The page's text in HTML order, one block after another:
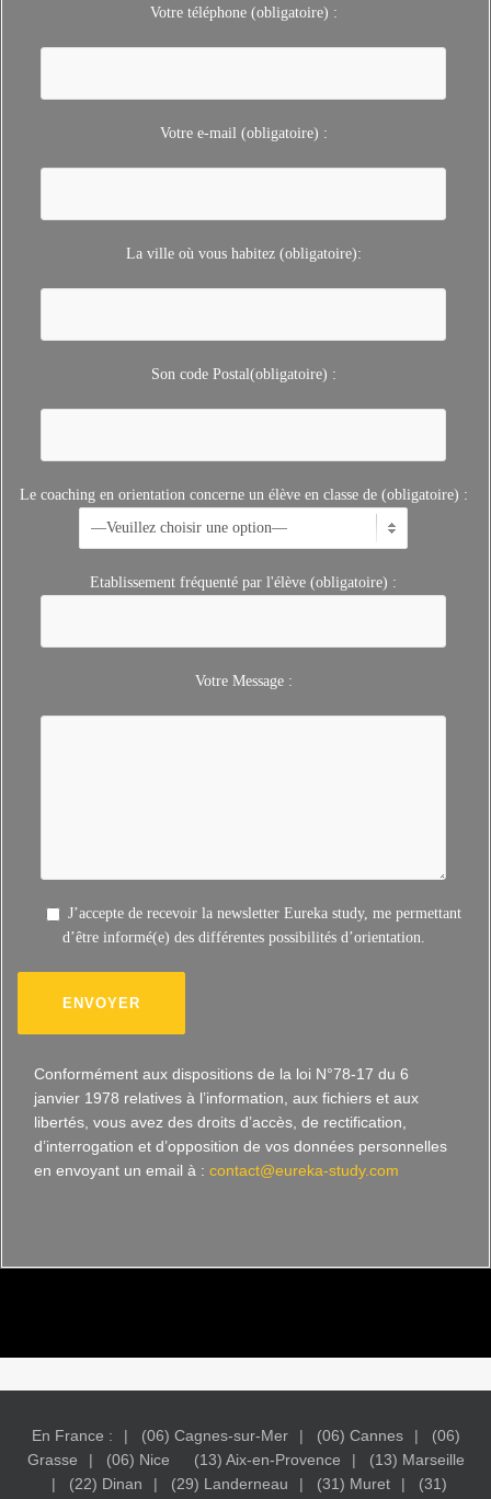
Votre téléphone (obligatoire) :
Votre e-mail (obligatoire) :
La ville où vous habitez (obligatoire):
Son code Postal(obligatoire) :
Le coaching en orientation concerne un élève en classe de (obligatoire) :
Etablissement fréquenté par l'élève (obligatoire) :
Votre Message :
J’accepte de recevoir la newsletter Eureka study, me permettant
d’être informé(e) des différentes possibilités d’orientation.
Conformément aux dispositions de la loi N°78-17 du 6
janvier 1978 relatives à l’information, aux fichiers et aux
libertés, vous avez des droits d’accès, de rectification,
d’interrogation et d’opposition de vos données personnelles
en envoyant un email à : contact@eureka-study.com
En France : (06) Cagnes-sur-Mer (06) Cannes
(06)
Grasse
(06) Nice (13) Aix-en-Provence
(13) Marseille
(22) Dinan
(29) Landerneau (31) Muret
(31)